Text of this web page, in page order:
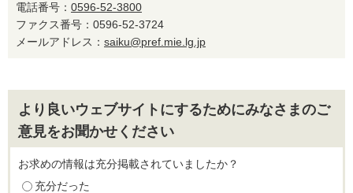
電話番号： 0596-52-3800
ファクス番号：0596-52-3724
メールアドレス： saiku@pref.mie.lg.jp
より良いウェブサイトにするためにみなさまのご
意見をお聞かせください
お求めの情報は充分掲載されていましたか？
充分だった